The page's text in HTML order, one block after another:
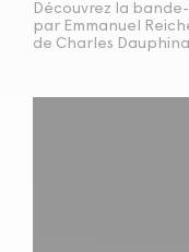
Découvrez la
par Emmanuel
de Charles